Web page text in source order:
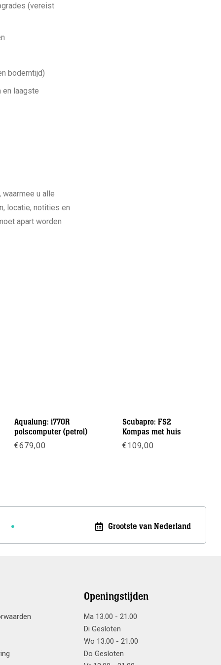
(vereist
bodemtijd)
en laagste
u alle
locatie, notities en
apart worden
Aqualung: i770R
polscomputer (petrol)
€679,00
Scubapro: FS2
Kompas met huis
€109,00
Grootste van Nederland
Openingstijden
Ma 13.00 - 21.00
Di Gesloten
Wo 13.00 - 21.00
Do Gesloten